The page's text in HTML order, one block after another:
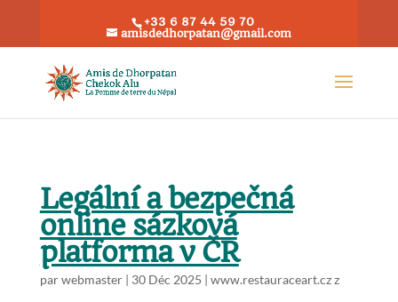
+33 6 87 44 59 70
amisdedhorpatan@gmail.com
Legální a bezpečná
online sázková
platforma v ČR
parwebmaster| 30 Déc 2025 | www.restauraceart.cz z